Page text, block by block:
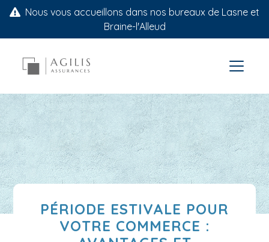
Nous vous accueillons dans nos bureaux de Lasne et
Braine-l'Alleud
PÉRIODE ESTIVALE POUR
VOTRE COMMERCE :